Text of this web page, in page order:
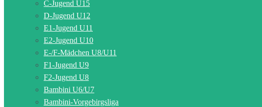
C-Jugend U15
D-Jugend U12
E1-Jugend U11
E2-Jugend U10
E-/F-Mädchen U8/U11
F1-Jugend U9
F2-Jugend U8
Bambini U6/U7
Bambini-Vorgebirgsliga